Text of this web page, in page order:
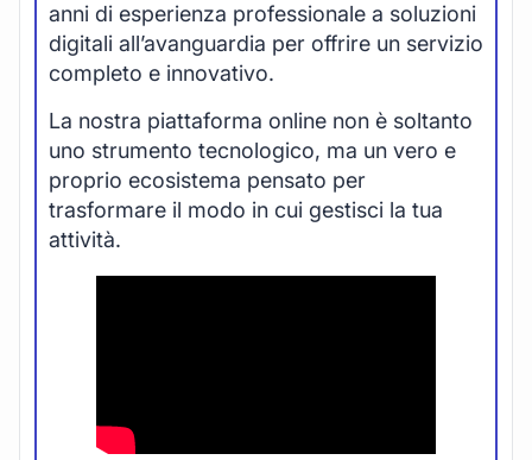
anni di esperienza professionale a soluzioni
digitali all’avanguardia per offrire un servizio
completo e innovativo.
La nostra piattaforma online non è soltanto
uno strumento tecnologico, ma un vero e
proprio ecosistema pensato per
trasformare il modo in cui gestisci la tua
attività.